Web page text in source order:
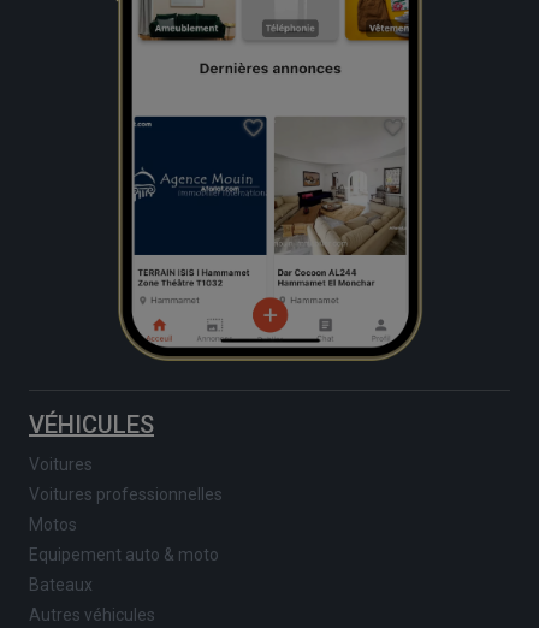
VÉHICULES
Voitures
Voitures professionnelles
Motos
Equipement auto & moto
Bateaux
Autres véhicules